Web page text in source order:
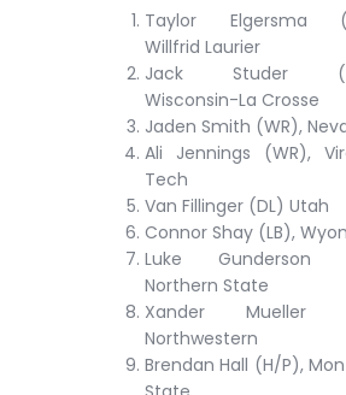
Taylor Elgersma
Willfrid Laurier
Jack Studer
Wisconsin-La Crosse
Jaden Smith (WR),
Ali Jennings (WR),
Tech
Van Fillinger (DL) Utah
Connor Shay (LB),
Luke Gunderson
Northern State
Xander Mueller
Northwestern
Brendan Hall (H/P),